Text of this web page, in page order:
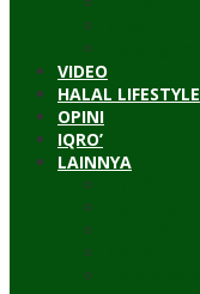
VIDEO
HALAL LIFESTYLE
OPINI
IQRO’
LAINNYA